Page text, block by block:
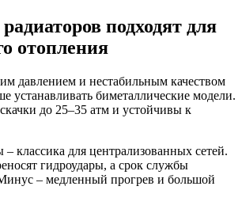
подходят для
отопления
давлением и нестабильным качеством
устанавливать биметаллические модели.
до 25–35 атм и устойчивы к
классика для централизованных сетей.
гидроудары, а срок службы
– медленный прогрев и большой